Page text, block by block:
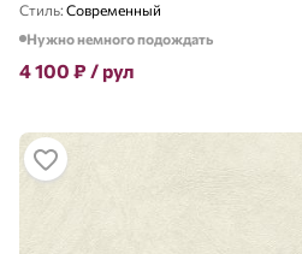
Стиль: Современный
Нужно немного подождать
4 100 ₽ / рул